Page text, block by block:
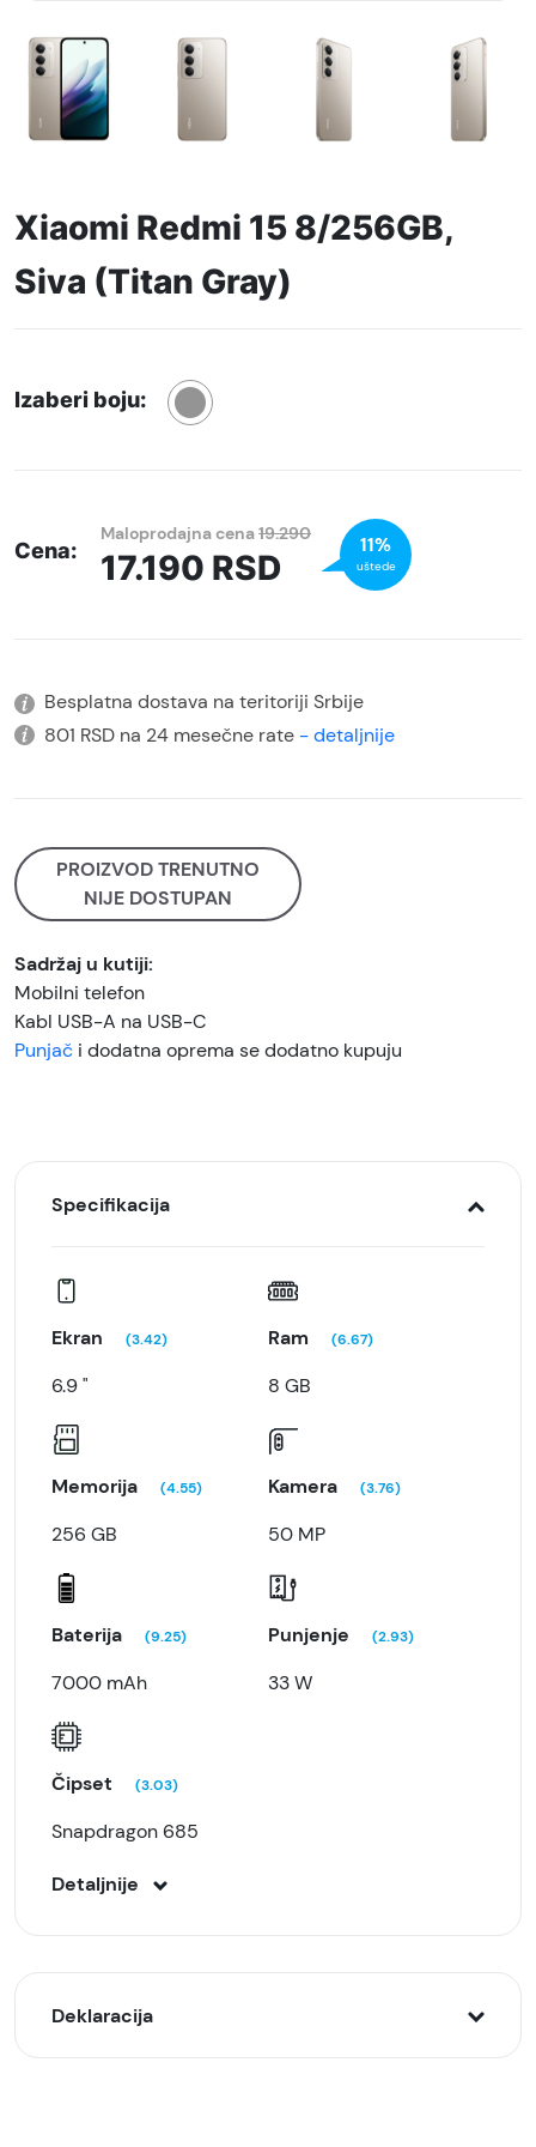
Xiaomi Redmi 15 8/256GB,
Siva (Titan Gray)
Izaberi boju:
Cena:
Maloprodajna cena19.290
17.190 RSD
11%
uštede
Besplatna dostava na teritoriji Srbije
801 RSD na 24 mesečne rate - detaljnije
PROIZVOD TRENUTNO
NIJE DOSTUPAN
Sadržaj u kutiji:
Mobilni telefon
Kabl USB-A na USB-C
Punjač i dodatna oprema se dodatno kupuju
Specifikacija
Ekran (3.42)
6.9 "
Ram (6.67)
8 GB
Memorija (4.55)
256 GB
Kamera (3.76)
50 MP
Baterija (9.25)
7000 mAh
Punjenje (2.93)
33 W
Čipset (3.03)
Snapdragon 685
Detaljnije
Deklaracija